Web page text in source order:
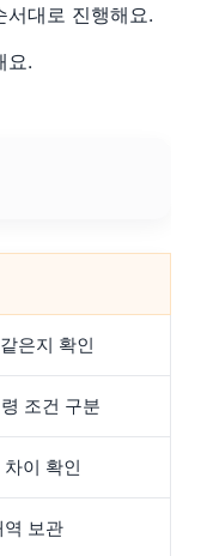
대로 진행해요.
요.
은지 확인
조건 구분
이 확인
역 보관